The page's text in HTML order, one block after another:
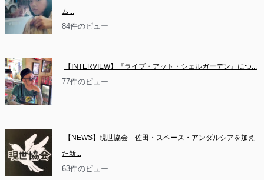
ム...
84件のビュー
【INTERVIEW】『ライブ・アット・シェルガーデン』につ...
77件のビュー
【NEWS】現世協会　佐田・スペース・アンダルシアを加え
た新...
63件のビュー